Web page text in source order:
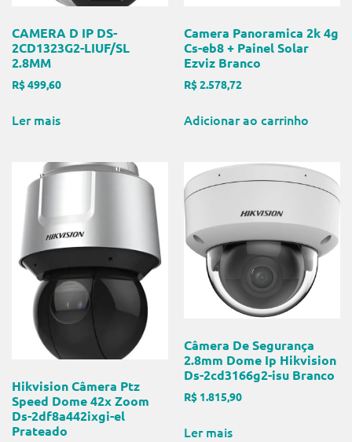
CAMERA D IP DS-
2CD1323G2-LIUF/SL
2.8MM
R$499,60
Ler mais
Camera Panoramica 2k 4g
Cs-eb8 + Painel Solar
Ezviz Branco
R$2.578,72
Adicionar ao carrinho
Hikvision Câmera Ptz
Speed Dome 42x Zoom
Ds-2df8a442ixgi-el
Prateado
Câmera De Segurança
2.8mm Dome Ip Hikvision
Ds-2cd3166g2-isu Branco
R$ 1.815,90
Ler mais